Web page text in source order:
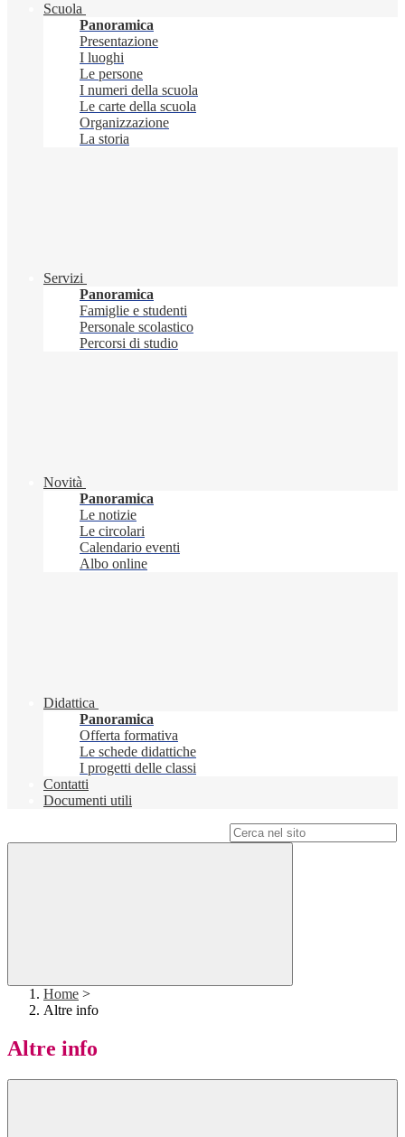
Scuola
Panoramica
Presentazione
I luoghi
Le persone
I numeri della scuola
Le carte della scuola
Organizzazione
La storia
Servizi
Panoramica
Famiglie e studenti
Personale scolastico
Percorsi di studio
Novità
Panoramica
Le notizie
Le circolari
Calendario eventi
Albo online
Didattica
Panoramica
Offerta formativa
Le schede didattiche
I progetti delle classi
Contatti
Documenti utili
Home >
Altre info
Altre info